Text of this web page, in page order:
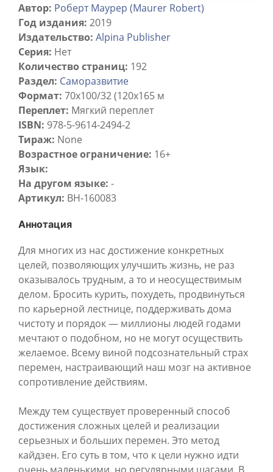
Автор: Роберт Маурер (Maurer Robert)
Год издания: 2019
Издательство: Alpina Publisher
Серия: Нет
Количество страниц: 192
Раздел: Саморазвитие
Формат: 70x100/32 (120х165 м
Переплет: Мягкий переплет
ISBN: 978-5-9614-2494-2
Тираж: None
Возрастное ограничение: 16+
Язык:
На другом языке: -
Артикул: BH-160083
Аннотация
Для многих из нас достижение конкретных
целей, позволяющих улучшить жизнь, не раз
оказывалось трудным, а то и неосуществимым
делом. Бросить курить, похудеть, продвинуться
по карьерной лестнице, поддерживать дома
чистоту и порядок — миллионы людей годами
мечтают о подобном, но не могут осуществить
желаемое. Всему виной подсознательный страх
перемен, настраивающий наш мозг на активное
сопротивление действиям.
Между тем существует проверенный способ
достижения сложных целей и реализации
серьезных и больших перемен. Это метод
кайдзен. Его суть в том, что к цели нужно идти